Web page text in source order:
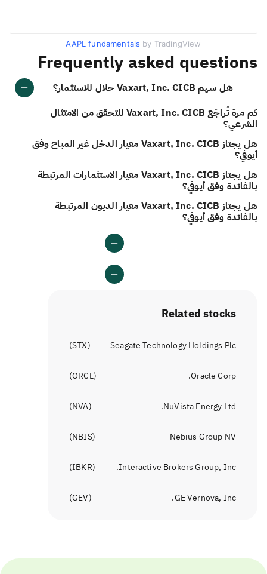
AAPL fundamentals by TradingView
Frequently asked questions
هل سهم Vaxart, Inc. CICB حلال للاستثمار؟
كم مرة تُراجَع Vaxart, Inc. CICB للتحقق من الامتثال
الشرعي؟
هل يجتاز Vaxart, Inc. CICB معيار الدخل غير المباح وفق
أيوفي؟
هل يجتاز Vaxart, Inc. CICB معيار الاستثمارات المرتبطة
بالفائدة وفق أيوفي؟
هل يجتاز Vaxart, Inc. CICB معيار الديون المرتبطة
بالفائدة وفق أيوفي؟
Related stocks
Seagate Technology Holdings Plc
(
STX
)
Oracle Corp.
(
ORCL
)
NuVista Energy Ltd.
(
NVA
)
Nebius Group NV
(
NBIS
)
Interactive Brokers Group, Inc.
(
IBKR
)
GE Vernova, Inc.
(
GEV
)